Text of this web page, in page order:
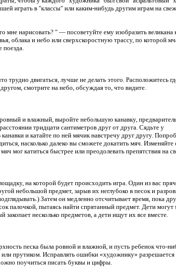
играть в "классы" или каким-нибудь другим играм на
мне нарисовать? " — посоветуйте ему изобразить великана
облака и небо или сверхскоростную трассу, по которой
поезда.
трудно двигаться, лучше не делать этого. Расположитесь
смотрите на небо, обсуждая то, что видите.
и влажный, выройте небольшую канавку,
тридцати сантиметров друг от друга. Сядьте у
и катайте по ней мячик навстречу друг другу.
насколько далеко вы сможете докатить мяч. Изменяйте
мог катиться быстрее или преодолевать препятствия на
на которой будет происходить игра. Один из вас
небольшой предмет, зарыв их неглубоко в песок и
Затем он медленно отсчитывает время, пока
палочкой, пытаясь найти спрятанный предмет. Дети могут
закопает несколько предметов, а дети ищут их все вместе.
песка была ровной и влажной, и пусть ребенок что-
прутиком. Исправлять ошибки «художнику» разрешается
поучиться писать буквы и цифры.